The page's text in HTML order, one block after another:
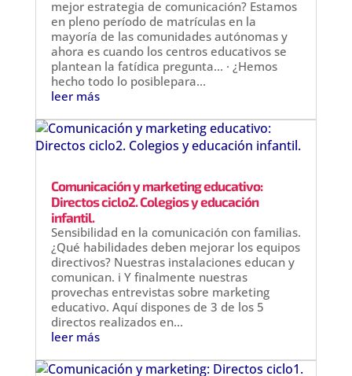
mejor estrategia de comunicación? Estamos
en pleno período de matrículas en la
mayoría de las comunidades autónomas y
ahora es cuando los centros educativos se
plantean la fatídica pregunta… · ¿Hemos
hecho todo lo posiblepara...
leer más
Comunicación y marketing educativo:
Directos ciclo2. Colegios y educación
infantil.
Sensibilidad en la comunicación con familias.
¿Qué habilidades deben mejorar los equipos
directivos? Nuestras instalaciones educan y
comunican. i Y finalmente nuestras
provechas entrevistas sobre marketing
educativo. Aquí dispones de 3 de los 5
directos realizados en...
leer más